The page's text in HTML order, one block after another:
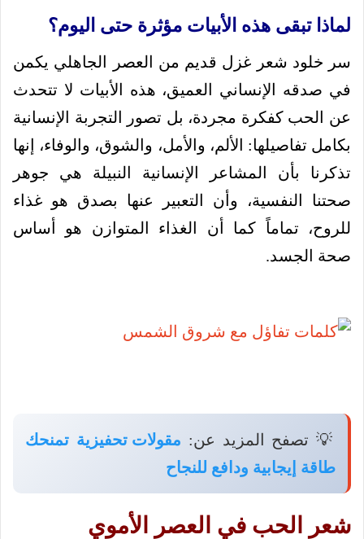
لماذا تبقى هذه الأبيات مؤثرة حتى اليوم؟
سر خلود شعر غزل قديم من العصر الجاهلي يكمن
في صدقه الإنساني العميق، هذه الأبيات لا تتحدث
عن الحب كفكرة مجردة، بل تصور التجربة الإنسانية
بكامل تفاصيلها: الألم، والأمل، والشوق، والوفاء، إنها
تذكرنا بأن المشاعر الإنسانية النبيلة هي جوهر
صحتنا النفسية، وأن التعبير عنها بصدق هو غذاء
للروح، تماماً كما أن الغذاء المتوازن هو أساس
صحة الجسد.
💡 تصفح المزيد عن: مقولات تحفيزية تمنحك
طاقة إيجابية ودافع للنجاح
شعر الحب في العصر الأموي